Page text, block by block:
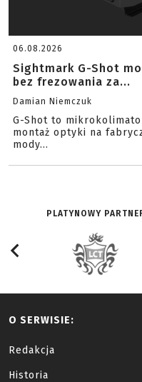
06.08.2026
Sightmark G-Shot
bez frezowania za...
Damian Niemczuk
G-Shot to
montaż optyki na
mody...
PLATYNOWY
O SERWISIE:
Redakcja
Historia